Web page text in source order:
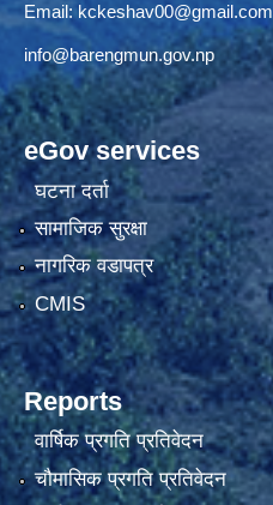
Email: kckeshav00@gmail.com
info@barengmun.gov.np
eGov services
घटना दर्ता
सामाजिक सुरक्षा
नागरिक वडापत्र
CMIS
Reports
वार्षिक प्रगति प्रतिवेदन
चौमासिक प्रगति प्रतिवेदन